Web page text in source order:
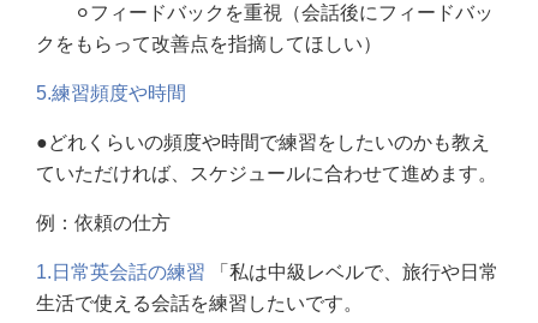
⚪︎フィードバックを重視（会話後にフィードバッ
クをもらって改善点を指摘してほしい）
5.練習頻度や時間
●どれくらいの頻度や時間で練習をしたいのかも教え
ていただければ、スケジュールに合わせて進めます。
例：依頼の仕方
1.日常英会話の練習 「私は中級レベルで、旅行や日常
生活で使える会話を練習したいです。